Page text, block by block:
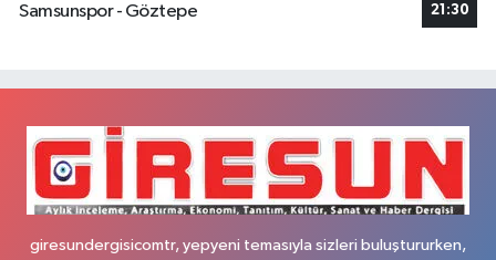
Samsunspor - Göztepe
21:30
giresundergisicomtr, yepyeni temasıyla sizleri buluştururken,